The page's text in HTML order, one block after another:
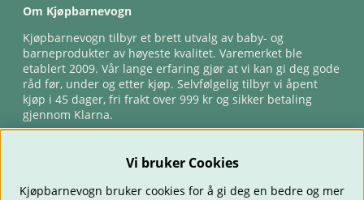
Om Kjøpbarnevogn
Kjøpbarnevogn tilbyr et brett utvalg av baby- og
barneprodukter av høyeste kvalitet. Varemerket ble
etablert 2009. Vår lange erfaring gjør at vi kan gi deg gode
råd før, under og etter kjøp. Selvfølgelig tilbyr vi åpent
kjøp i 45 dager, fri frakt over 999 kr og sikker betaling
gjennom Klarna.
Vi bruker Cookies
Kjøpbarnevogn bruker cookies for å gi deg en bedre og mer